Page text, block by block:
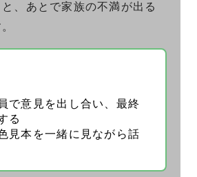
、あとで家族の不満が出る
で意見を出し合い、最終
る
見本を一緒に見ながら話